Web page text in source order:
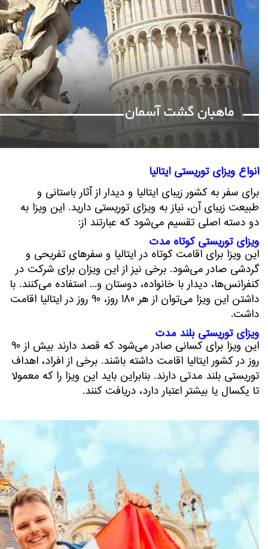
انواع ویزای توریستی ایتالیا
برای سفر به کشور زیبای ایتالیا و دیدار از آثار باستانی و
طبیعت زیبای آن، نیاز به ویزای توریستی دارید. این ویزا به
دو دسته اصلی تقسیم می‌شود که عبارتند از:
ویزای توریستی کوتاه مدت
این ویزا برای اقامت کوتاه در ایتالیا و سفرهای تفریحی و
گردشی صادر می‌شود. برخی نیز از این ویزان برای شرکت در
کنفرانس‌ها، دیدار با خانواده، دوستان و... استفاده می‌کنند. با
داشتن این ویزا می‌توان از هر 180 روز، 90 روز در ایتالیا اقامت
داشت.
ویزای توریستی بلند مدت
این ویزا برای کسانی صادر می‌شود که قصد دارند بیش از 90
روز در کشور ایتالیا اقامت داشته باشند. برخی از افراد، اهداف
توریستی بلند مدتی دارند. بنابراین باید این ویزا را که معمولاً
تا یکسال یا بیشتر اعتبار دارد، دریافت کنند.